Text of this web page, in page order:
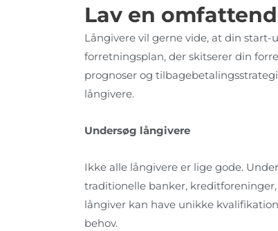
Lav en
Långivere vil gerne vide, at din
forretningsplan, der skitserer din
prognoser og
långivere.
Undersøg långivere
Ikke alle långivere er lige gode.
traditionelle banker,
långiver kan have unikke
behov.